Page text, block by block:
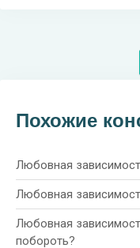
Похожие
Любовная
Любовная
Любовная
побороть?